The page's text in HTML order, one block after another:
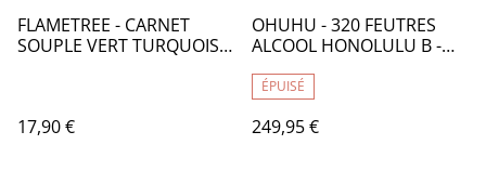
FLAMETREE - CARNET
SOUPLE VERT TURQUOISE
17,90 €
OHUHU - 320 FEUTRES
ALCOOL HONOLULU B -
PINCEAU ET FINE - OH005
ÉPUISÉ
249,95 €